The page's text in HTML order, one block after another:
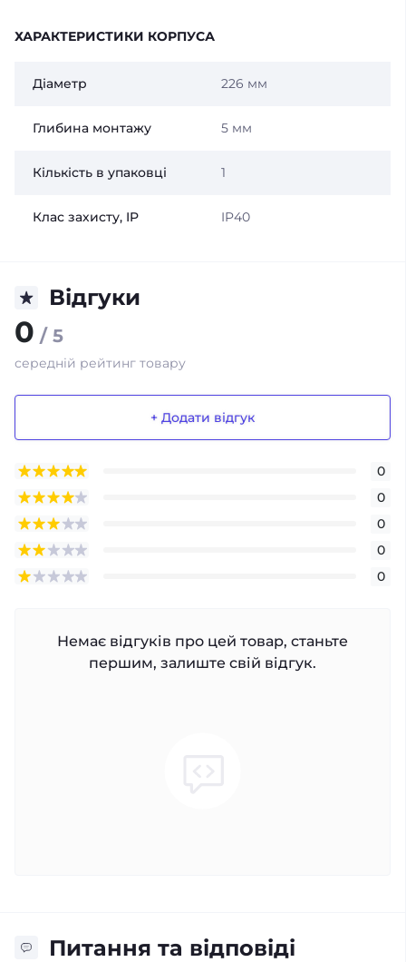
ХАРАКТЕРИСТИКИ КОРПУСА
Діаметр 226 мм
Глибина монтажу 5 мм
Кількість в упаковці 1
Клас захисту, IP IP40
Відгуки
0 / 5
середній рейтинг товару
+ Додати відгук
0
0
0
0
0
Немає відгуків про цей товар, станьте
першим, залиште свій відгук.
Питання та відповіді